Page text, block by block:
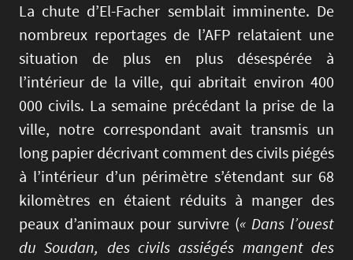
La chute d’El-Facher semblait imminente. De
nombreux reportages de l’AFP relataient une
situation de plus en plus désespérée à
l’intérieur de la ville, qui abritait environ 400
000 civils. La semaine précédant la prise de la
ville, notre correspondant avait transmis un
long papier décrivant comment des civils piégés
à l’intérieur d’un périmètre s’étendant sur 68
kilomètres en étaient réduits à manger des
peaux d’animaux pour survivre (« Dans l’ouest
du Soudan, des civils assiégés mangent des